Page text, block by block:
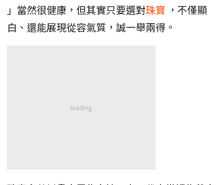
」當然很健康，但其實只要選對珠寶 ，不僅顯
白、還能展現從容氣質，誠一舉兩得。